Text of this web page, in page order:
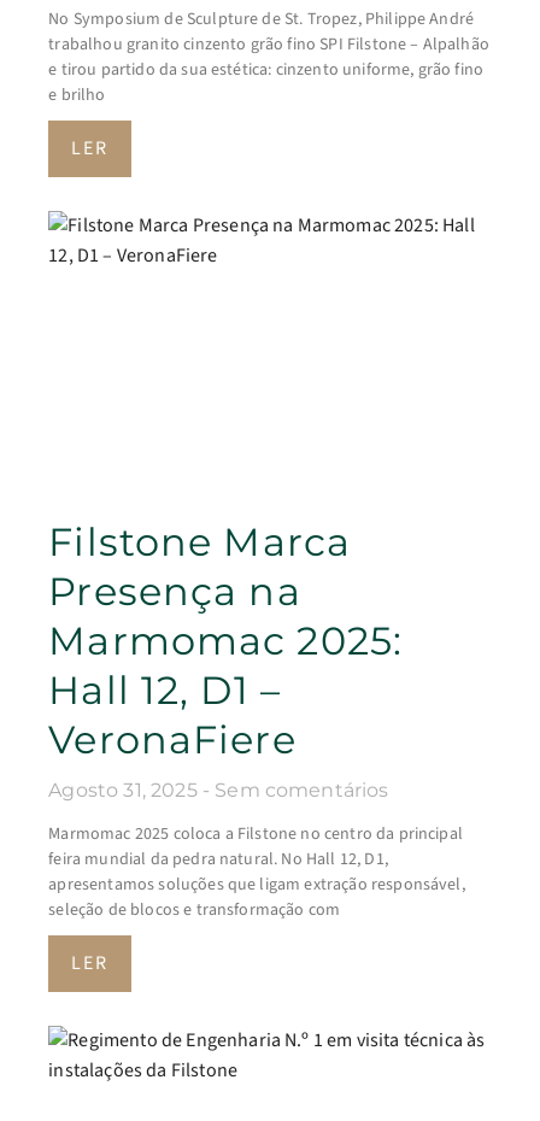
No Symposium de Sculpture de St. Tropez, Philippe André
trabalhou granito cinzento grão fino SPI Filstone – Alpalhão
e tirou partido da sua estética: cinzento uniforme, grão fino
e brilho
LER
Filstone Marca
Presença na
Marmomac 2025:
Hall 12, D1 –
VeronaFiere
Agosto 31, 2025 Sem comentários
Marmomac 2025 coloca a Filstone no centro da principal
feira mundial da pedra natural. No Hall 12, D1,
apresentamos soluções que ligam extração responsável,
seleção de blocos e transformação com
LER